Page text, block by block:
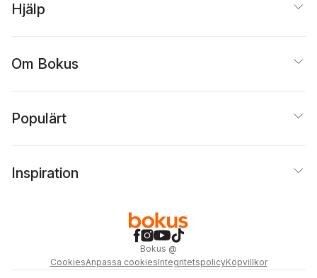
Hjälp
Om Bokus
Populärt
Inspiration
Bokus @
CookiesAnpassa cookiesIntegritetspolicyKöpvillkor